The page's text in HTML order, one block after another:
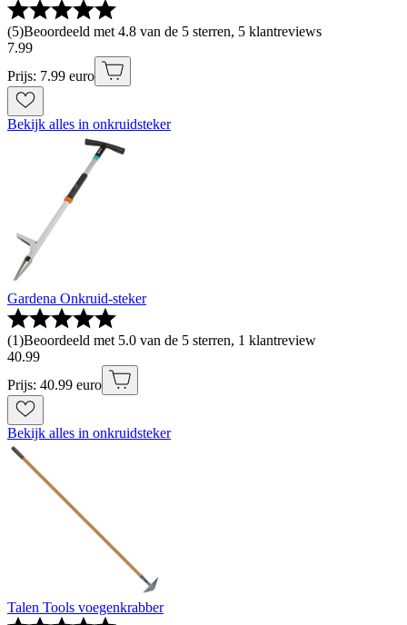
(5)Beoordeeld met 4.8 van de 5 sterren, 5 klantreviews
7.99
Prijs: 7.99 euro
Bekijk alles in onkruidsteker
Gardena Onkruid-steker
(1)Beoordeeld met 5.0 van de 5 sterren, 1 klantreview
40.99
Prijs: 40.99 euro
Bekijk alles in onkruidsteker
Talen Tools voegenkrabber